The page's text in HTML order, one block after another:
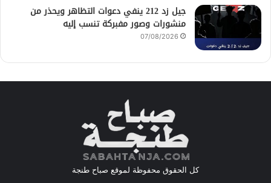
جيل زد 212 ينفي دعوات التظاهر ويحذر من
منشورات وصور مفبركة تنسب إليه
07/08/2026
كل الحقوق محفوظة لموقع صباح طنجة